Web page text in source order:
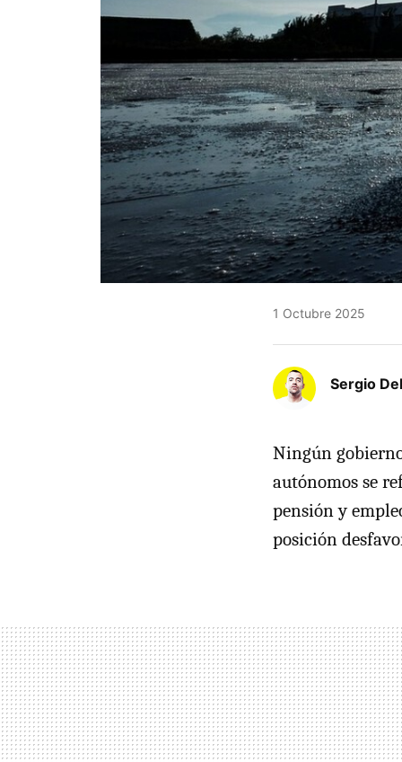
1 Octubre 2025
Sergio
Ningún
autónomos se
pensión y
posición